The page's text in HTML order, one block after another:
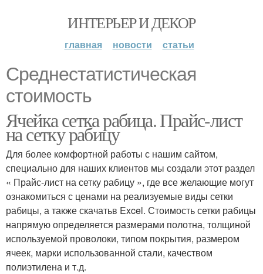
ИНТЕРЬЕР И ДЕКОР
главная новости статьи
Среднестатистическая
стоимость
Ячейка сетка рабица. Прайс-лист
на сетку рабицу
Для более комфортной работы с нашим сайтом,
специально для наших клиентов мы создали этот раздел
« Прайс-лист на сетку рабицу », где все желающие могут
ознакомиться с ценами на реализуемые виды сетки
рабицы, а также скачатьв Excel. Стоимость сетки рабицы
напрямую определяется размерами полотна, толщиной
используемой проволоки, типом покрытия, размером
ячеек, марки использованной стали, качеством
полиэтилена и т.д.